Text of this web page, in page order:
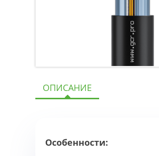
ОПИСАНИЕ
Особенности: